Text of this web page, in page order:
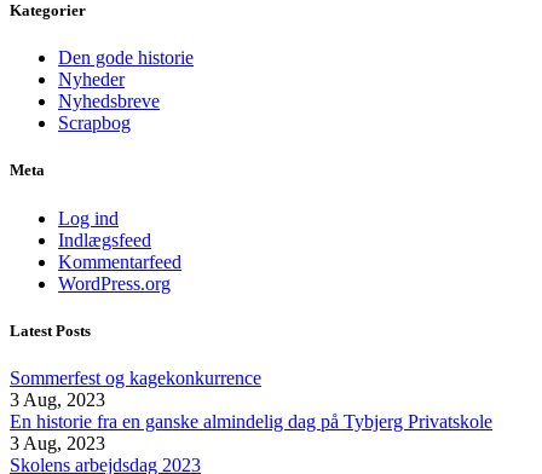
Kategorier
Den gode historie
Nyheder
Nyhedsbreve
Scrapbog
Meta
Log ind
Indlægsfeed
Kommentarfeed
WordPress.org
Latest Posts
Sommerfest og kagekonkurrence
3 Aug, 2023
En historie fra en ganske almindelig dag på Tybjerg Privatskole
3 Aug, 2023
Skolens arbejdsdag 2023